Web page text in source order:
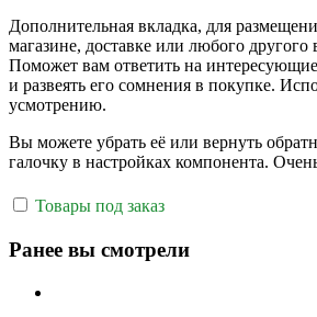
Дополнительная вкладка, для
магазине, доставке или любого другого
Поможет вам ответить на
и развеять его сомнения в покупке.
усмотрению.
Вы можете убрать её или вернуть
галочку в настройках компонента.
Товары под заказ
Ранее вы смотрели